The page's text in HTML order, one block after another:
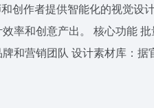
创作者提供智能化的视觉设
率和创意产出。 核心功能
和营销团队 设计素材库：据